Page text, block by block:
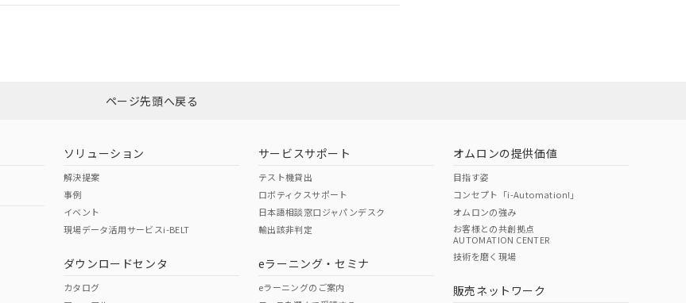
ダウンロードはこちら
（日本
（アメリカ
この製品の規格認証/適合状況ページへ
その他の認証はこちらのページからご検索ください
ページ先頭へ戻る
ソリューション
解決提案
事例
イベント
現場データ活用サービスi-BELT
ダウンロードセンタ
カタログ
サービスサポート
テスト機貸出
ロボティクスサポート
日本語相談窓口ジャパンデスク
輸出該非判定
eラーニング・セミナ
eラーニングのご案内
オムロンの提供価値
目指す姿
コンセプト「i-Automation!」
オムロンの強み
お客様との共創拠点
AUTOMATION CENTER
技術を磨く現場
販売ネットワーク